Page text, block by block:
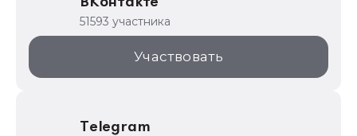
1С:Торговая площадка
51593 участника
Участвовать
Telegram